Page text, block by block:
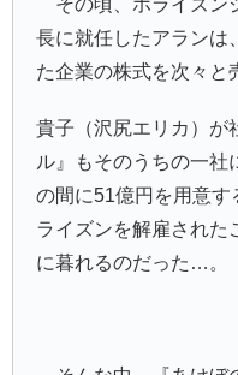
長に就任したアランは
た企業の株式を次々と
貴子（沢尻エリカ）が
ル』もそのうちの一社
の間に51億円を用意
ライズンを解雇された
に暮れるのだった…。